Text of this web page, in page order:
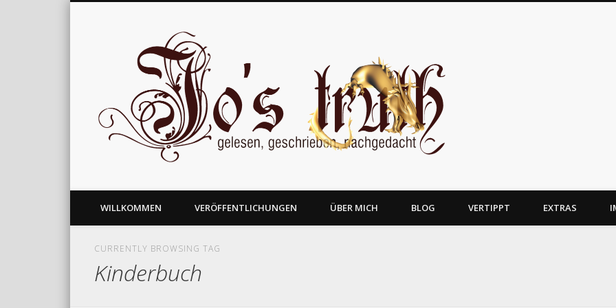
gelesen, geschrieben und nachgedacht
WILLKOMMEN VERÖFFENTLICHUNGEN ÜBER MICH BLOG VERTIPPT EXTRAS
CURRENTLY BROWSING TAG
Kinderbuch